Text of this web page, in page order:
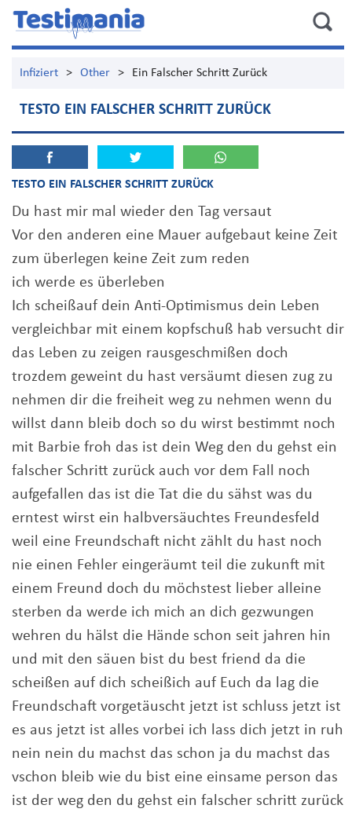
Infiziert > Other > Ein Falscher Schritt Zurück
TESTO EIN FALSCHER SCHRITT ZURÜCK
TESTO EIN FALSCHER SCHRITT ZURÜCK
Du hast mir mal wieder den Tag versaut
Vor den anderen eine Mauer aufgebaut keine Zeit
zum überlegen keine Zeit zum reden
ich werde es überleben
Ich scheißauf dein Anti-Optimismus dein Leben
vergleichbar mit einem kopfschuß hab versucht dir
das Leben zu zeigen rausgeschmißen doch
trozdem geweint du hast versäumt diesen zug zu
nehmen dir die freiheit weg zu nehmen wenn du
willst dann bleib doch so du wirst bestimmt noch
mit Barbie froh das ist dein Weg den du gehst ein
falscher Schritt zurück auch vor dem Fall noch
aufgefallen das ist die Tat die du sähst was du
erntest wirst ein halbversäuchtes Freundesfeld
weil eine Freundschaft nicht zählt du hast noch
nie einen Fehler eingeräumt teil die zukunft mit
einem Freund doch du möchstest lieber alleine
sterben da werde ich mich an dich gezwungen
wehren du hälst die Hände schon seit jahren hin
und mit den säuen bist du best friend da die
scheißen auf dich scheißich auf Euch da lag die
Freundschaft vorgetäuscht jetzt ist schluss jetzt ist
es aus jetzt ist alles vorbei ich lass dich jetzt in ruh
nein nein du machst das schon ja du machst das
vschon bleib wie du bist eine einsame person das
ist der weg den du gehst ein falscher schritt zurück